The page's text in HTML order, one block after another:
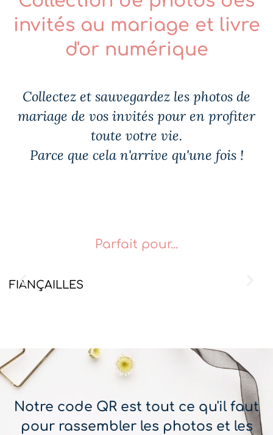
invités au mariage et livre
d'or numérique
Collectez et sauvegardez les photos de
mariage de vos invités pour en profiter
toute votre vie.
Parce que cela n'arrive qu'une fois !
Parfait pour...
FIANÇAILLES
Notre code QR est tout ce qu'il faut
pour rassembler les photos et les